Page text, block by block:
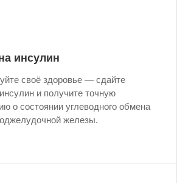
инсулин
своё здоровье — сдайте
и получите точную
о состоянии углеводного обмена
железы.